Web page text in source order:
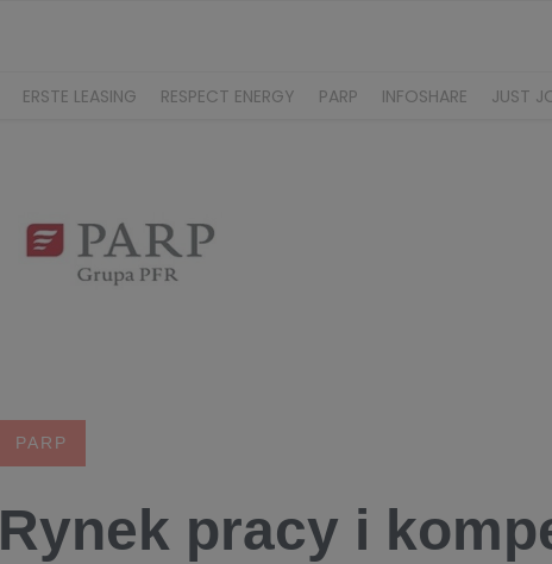
ERSTE LEASING RESPECT ENERGY PARP INFOSHARE JUST
PARP
Rynek pracy i